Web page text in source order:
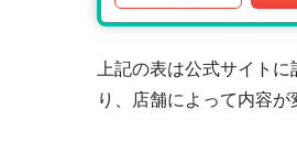
上記の表は公式サイト
り、店舗によって内容